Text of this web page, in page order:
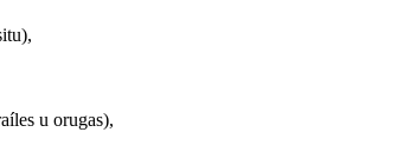
u orugas),